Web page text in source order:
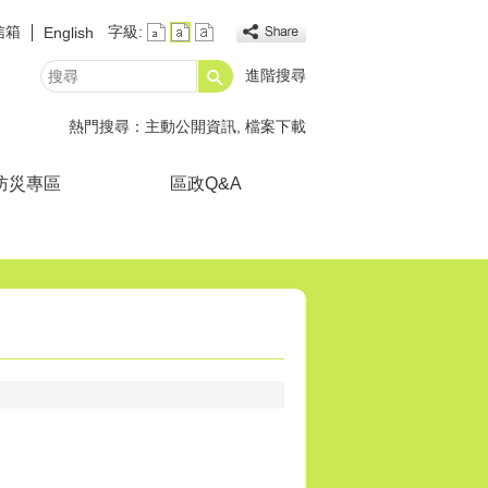
箱 English 字級:
搜
進階搜尋
熱門搜尋： 主動公開資訊 檔案下載
災專區 區政Q&A